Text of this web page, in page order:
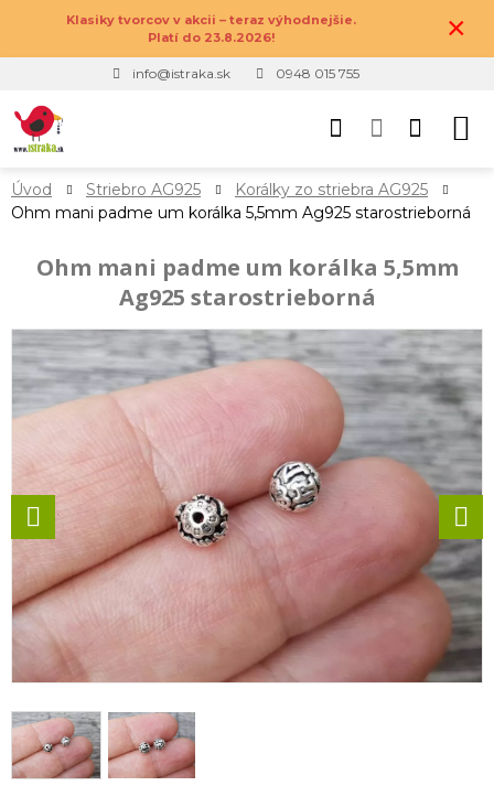
Klasiky tvorcov v akcii – teraz výhodnejšie.
Platí do 23.8.2026!
×
info@istraka.sk 0948 015 755
Úvod Striebro AG925
Korálky zo striebra AG925
Ohm mani padme um korálka 5,5mm Ag925 starostrieborná
Ohm mani padme um korálka 5,5mm
Ag925 starostrieborná